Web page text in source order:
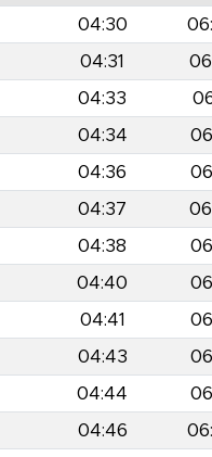
04:30
04:31
04:33
04:34
04:36
04:37
04:38
04:40
04:41
04:43
04:44
04:46